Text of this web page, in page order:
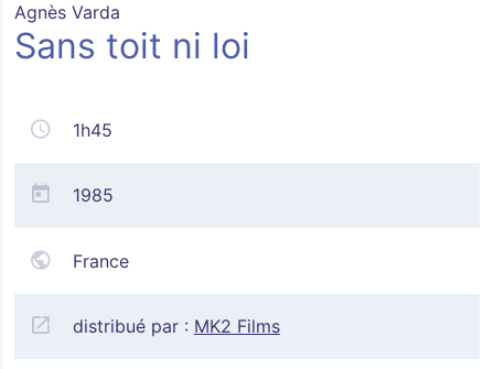
Agnès Varda
Sans toit ni loi
1h45
1985
France
distribué par : MK2 Films